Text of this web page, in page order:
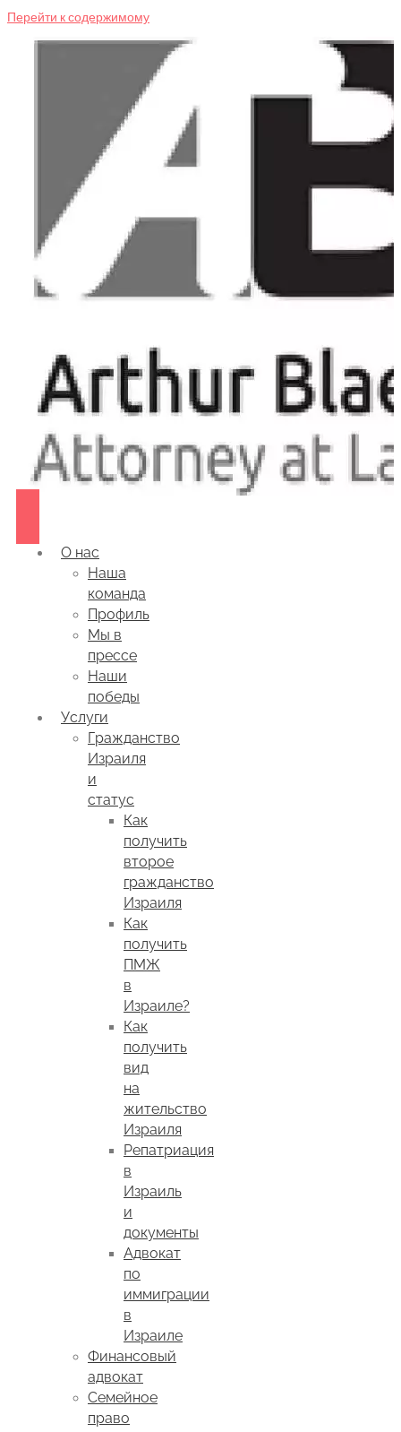
Перейти к содержимому
О нас
Наша
команда
Профиль
Мы в
прессе
Наши
победы
Услуги
Гражданство
Израиля
и
статус
Как
получить
второе
гражданство
Израиля
Как
получить
ПМЖ
в
Израиле?
Как
получить
вид
на
жительство
Израиля
Репатриация
в
Израиль
и
документы
Адвокат
по
иммиграции
в
Израиле
Финансовый
адвокат
Семейное
право